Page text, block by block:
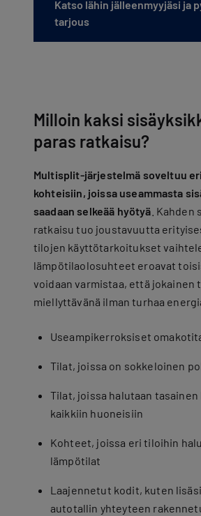
Katso lähin jälleenmyyjäsi ja
tarjous
Milloin kaksi
paras ratkaisu?
Multisplit-järjestelmä soveltuu
kohteisiin, joissa useammasta
saadaan selkeää hyötyä .
ratkaisu tuo joustavuutta
tilojen käyttötarkoitukset
lämpötilaolosuhteet eroavat
voidaan varmistaa, että jokainen
miellyttävänä ilman turhaa
Useampikerroksiset
Tilat, joissa on sokkeloinen
Tilat, joissa halutaan tasainen
kaikkiin huoneisiin
Kohteet, joissa eri tiloihin
lämpötilat
Laajennetut kodit, kuten
autotallin yhteyteen